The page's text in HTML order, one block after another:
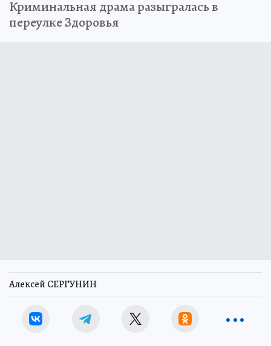
Криминальная драма разыгралась в
переулке Здоровья
Алексей СЕРГУНИН